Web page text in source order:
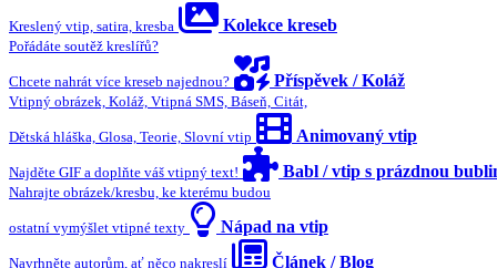
Kreslený vtip, satira, kresba Kolekce kreseb
Pořádáte soutěž kreslířů?
Chcete nahrát více kreseb najednou? Příspěvek / Koláž
Vtipný obrázek, Koláž, Vtipná SMS, Báseň, Citát,
Dětská hláška, Glosa, Teorie, Slovní vtip Animovaný vtip
Najděte GIF a doplňte váš vtipný text! Babl / vtip s prázdnou
Nahrajte obrázek/kresbu, ke kterému budou
ostatní vymýšlet vtipné texty Nápad na vtip
Navrhněte autorům, ať něco nakreslí Článek / Blog